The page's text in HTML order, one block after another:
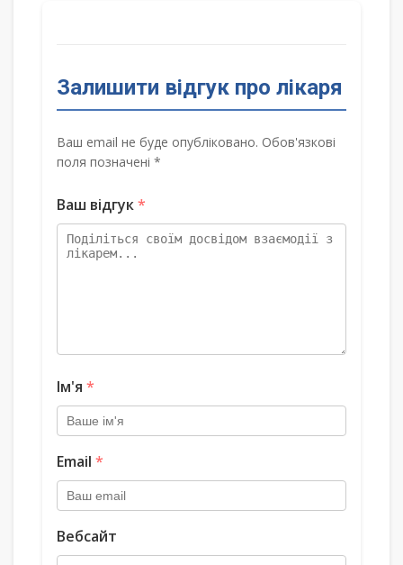
Залишити відгук про лікаря
Ваш email не буде опубліковано. Обов'язкові
поля позначені *
Ваш відгук*
Ім'я *
Email *
Вебсайт